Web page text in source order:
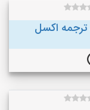
ترجمه اکسل